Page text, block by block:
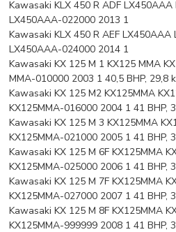
Kawasaki KLX 450 R ADF
LX450AAA-022000 2013 1
Kawasaki KLX 450 R AEF
LX450AAA-024000 2014 1
Kawasaki KX 125 M 1 KX125 MMA
MMA-010000 2003 1 40,5 BHP, 29,8
Kawasaki KX 125 M2 KX125MMA
KX125MMA-016000 2004 1 41 BHP,
Kawasaki KX 125 M 3 KX125MMA
KX125MMA-021000 2005 1 41 BHP,
Kawasaki KX 125 M 6F KX125MMA
KX125MMA-025000 2006 1 41 BHP,
Kawasaki KX 125 M 7F KX125MMA
KX125MMA-027000 2007 1 41 BHP,
Kawasaki KX 125 M 8F KX125MMA
KX125MMA-999999 2008 1 41 BHP,